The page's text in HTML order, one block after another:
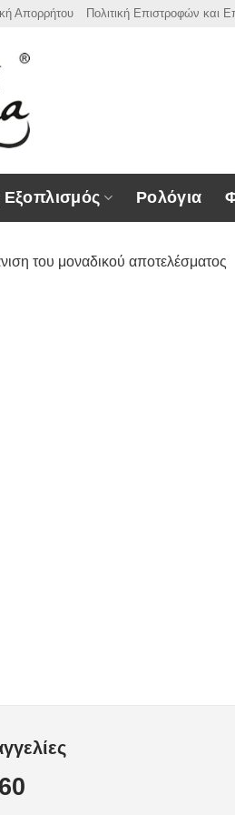
Απορρήτου Πολιτική Επιστροφών και
Εξοπλισμός Ρολόγια
του μοναδικού αποτελέσματος